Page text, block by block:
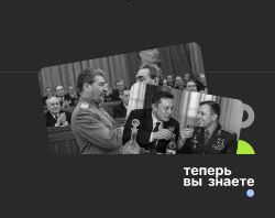
Все права защищены.